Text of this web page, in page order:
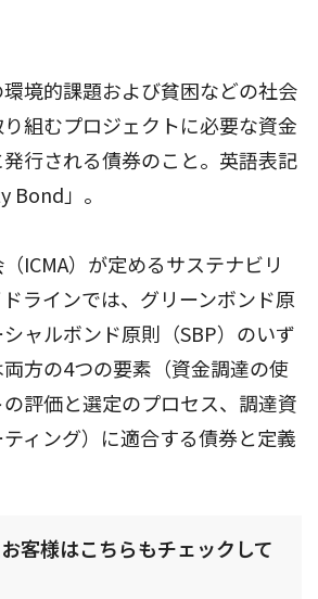
境的課題および貧困などの社会
組むプロジェクトに必要な資金
行される債券のこと。英語表記
Bond」。
ICMA）が定めるサステナビリ
ラインでは、グリーンボンド原
ャルボンド原則（SBP）のいず
方の4つの要素（資金調達の使
評価と選定のプロセス、調達資
ィング）に適合する債券と定義
客様はこちらもチェックして